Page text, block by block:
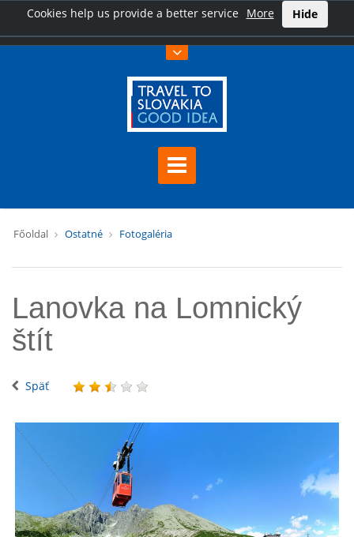
Cookies help us provide a better service More Hide
Főoldal Ostatné Fotogaléria
Lanovka na Lomnický
štít
Späť